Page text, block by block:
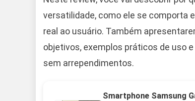
versatilidade, como ele se comporta
real ao usuário. Também
objetivos, exemplos práticos de uso
sem arrependimentos.
Smartphone Samsung